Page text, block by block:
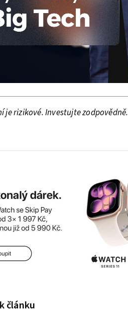
je rizikové. Investujte zodpovědně.
článku